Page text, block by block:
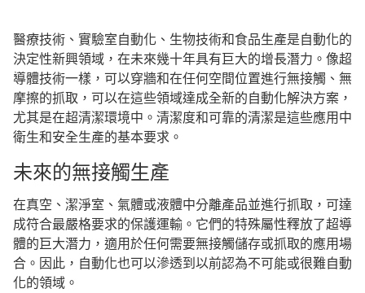
醫療技術、實驗室自動化、生物技術和食品生產是自動化的
決定性新興領域，在未來幾十年具有巨大的增長潛力。像超
導體技術一樣，可以穿牆和在任何空間位置進行無接觸、無
摩擦的抓取，可以在這些領域達成全新的自動化解決方案，
尤其是在超清潔環境中。清潔度和可靠的清潔是這些應用中
衛生和安全生產的基本要求。
未來的無接觸生產
在真空、潔淨室、氣體或液體中分離產品並進行抓取，可達
成符合最嚴格要求的保護運輸。它們的特殊屬性釋放了超導
體的巨大潛力，適用於任何需要無接觸儲存或抓取的應用場
合。因此，自動化也可以滲透到以前認為不可能或很難自動
化的領域。